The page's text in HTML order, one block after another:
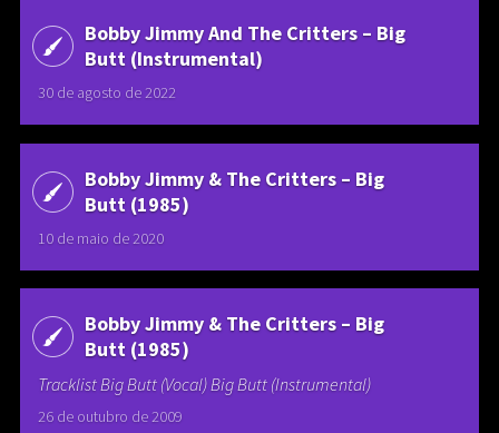
Bobby Jimmy And The Critters ‎– Big
Butt (Instrumental)
30 de agosto de 2022
Bobby Jimmy & The Critters – Big
Butt (1985)
10 de maio de 2020
Bobby Jimmy & The Critters – Big
Butt (1985)
Tracklist Big Butt (Vocal) Big Butt (Instrumental)
26 de outubro de 2009